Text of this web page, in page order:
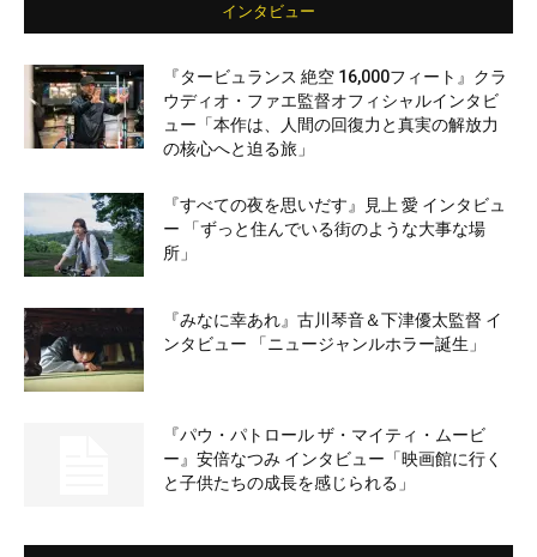
インタビュー
『タービュランス 絶空 16,000フィート』クラ
ウディオ・ファエ監督オフィシャルインタビ
ュー「本作は、人間の回復力と真実の解放力
の核心へと迫る旅」
『すべての夜を思いだす』見上 愛 インタビュ
ー 「ずっと住んでいる街のような大事な場
所」
『みなに幸あれ』古川琴音＆下津優太監督 イ
ンタビュー 「ニュージャンルホラー誕生」
『パウ・パトロール ザ・マイティ・ムービ
ー』安倍なつみ インタビュー「映画館に行く
と子供たちの成長を感じられる」